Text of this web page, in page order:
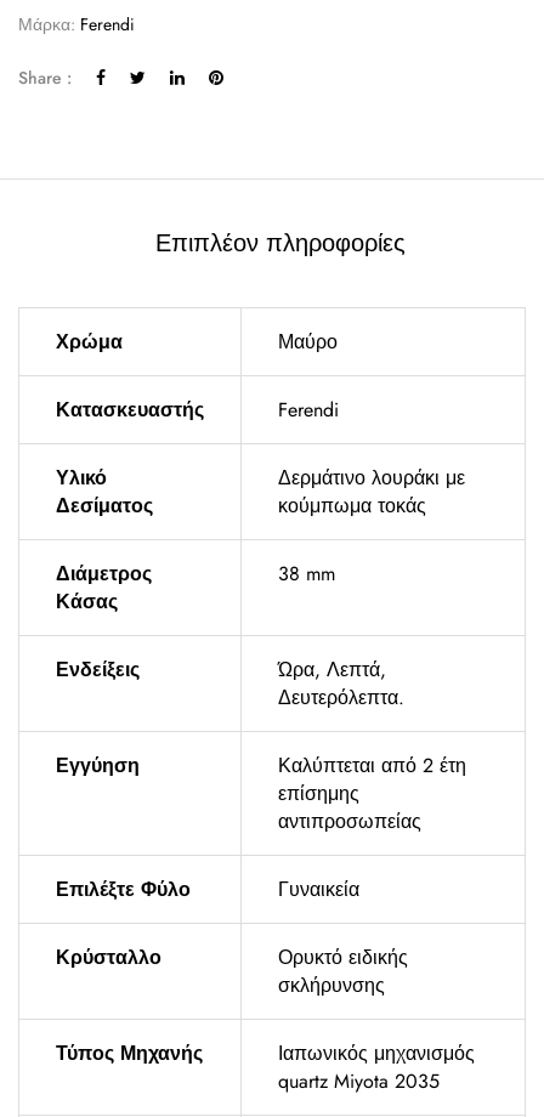
Μάρκα: Ferendi
Share :
Επιπλέον πληροφορίες
Χρώμα Μαύρο
Κατασκευαστής Ferendi
Υλικό
Δεσίματος
Δερμάτινο λουράκι με
κούμπωμα τοκάς
Διάμετρος
Κάσας
38 mm
Ενδείξεις
Ώρα, Λεπτά,
Δευτερόλεπτα.
Εγγύηση
Καλύπτεται από 2 έτη
επίσημης
αντιπροσωπείας
Επιλέξτε Φύλο Γυναικεία
Κρύσταλλο
Ορυκτό ειδικής
σκλήρυνσης
Τύπος Μηχανής
Ιαπωνικός μηχανισμός
quartz Miyota 2035